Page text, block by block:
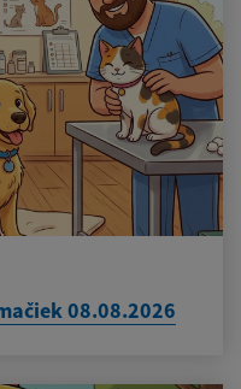
08.08.2026